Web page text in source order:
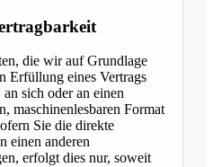
die wir auf Grundlage
Erfüllung eines Vertrags
sich oder an einen
maschinenlesbaren Format
Sie die direkte
einen anderen
erfolgt dies nur, soweit